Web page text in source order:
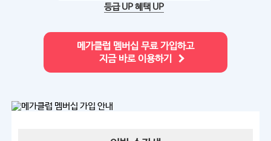
등급 UP 혜택 UP
메가클럽 멤버십 무료 가입하고
지금 바로 이용하기